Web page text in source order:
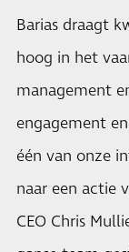
Barias draagt
hoog in het
management
engagement
één van onze
naar een actie
CEO Chris